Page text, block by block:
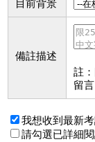
目前背景
備註描述
註
留
我想收到最新
請勾選已詳細